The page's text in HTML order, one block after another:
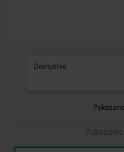
Domyślne